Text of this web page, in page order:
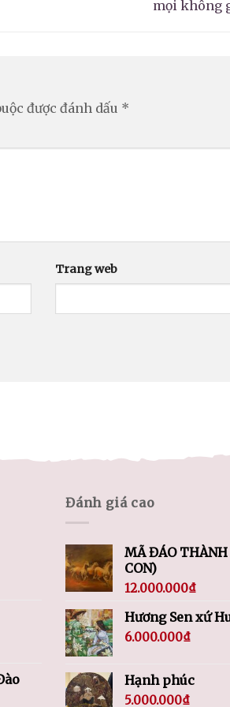
mọi không
được đánh dấu *
Trang web
Đánh giá cao
MÃ ĐÁO THÀNH
CON)
12.000.000₫
Hương Sen xứ
6.000.000₫
Hạnh phúc
5.000.000₫